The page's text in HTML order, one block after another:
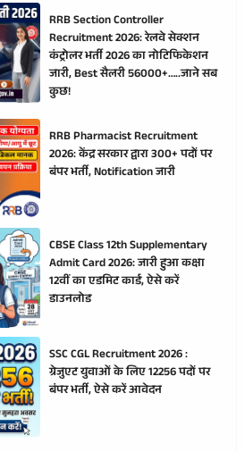
RRB Section Controller
Recruitment 2026: रेलवे सेक्शन
कंट्रोलर भर्ती 2026 का नोटिफिकेशन
जारी, Best सैलरी 56000+…..जाने सब
कुछ!
RRB Pharmacist Recruitment
2026: केंद्र सरकार द्वारा 300+ पदों पर
बंपर भर्ती, Notification जारी
CBSE Class 12th Supplementary
Admit Card 2026: जारी हुआ कक्षा
12वीं का एडमिट कार्ड, ऐसे करें
डाउनलोड
SSC CGL Recruitment 2026 :
ग्रेजुएट युवाओं के लिए 12256 पदों पर
बंपर भर्ती, ऐसे करें आवेदन